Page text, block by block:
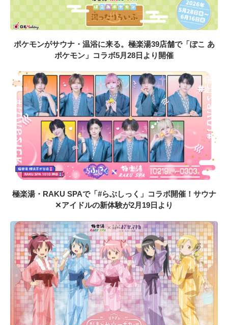
ポケモンがサウナ・温浴に来る。極楽湯39店舗で「ぽこ あ
ポケモン」コラボ5月28日より開催
極楽湯・RAKU SPAで「#らぶしっく」コラボ開催！サウナ
✕アイドルの新体験が2月19日より